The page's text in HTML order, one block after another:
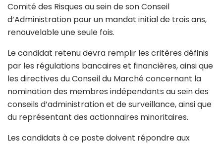
Comité des Risques au sein de son Conseil
d’Administration pour un mandat initial de trois ans,
renouvelable une seule fois.
Le candidat retenu devra remplir les critères définis
par les régulations bancaires et financières, ainsi que
les directives du Conseil du Marché concernant la
nomination des membres indépendants au sein des
conseils d’administration et de surveillance, ainsi que
du représentant des actionnaires minoritaires.
Les candidats à ce poste doivent répondre aux